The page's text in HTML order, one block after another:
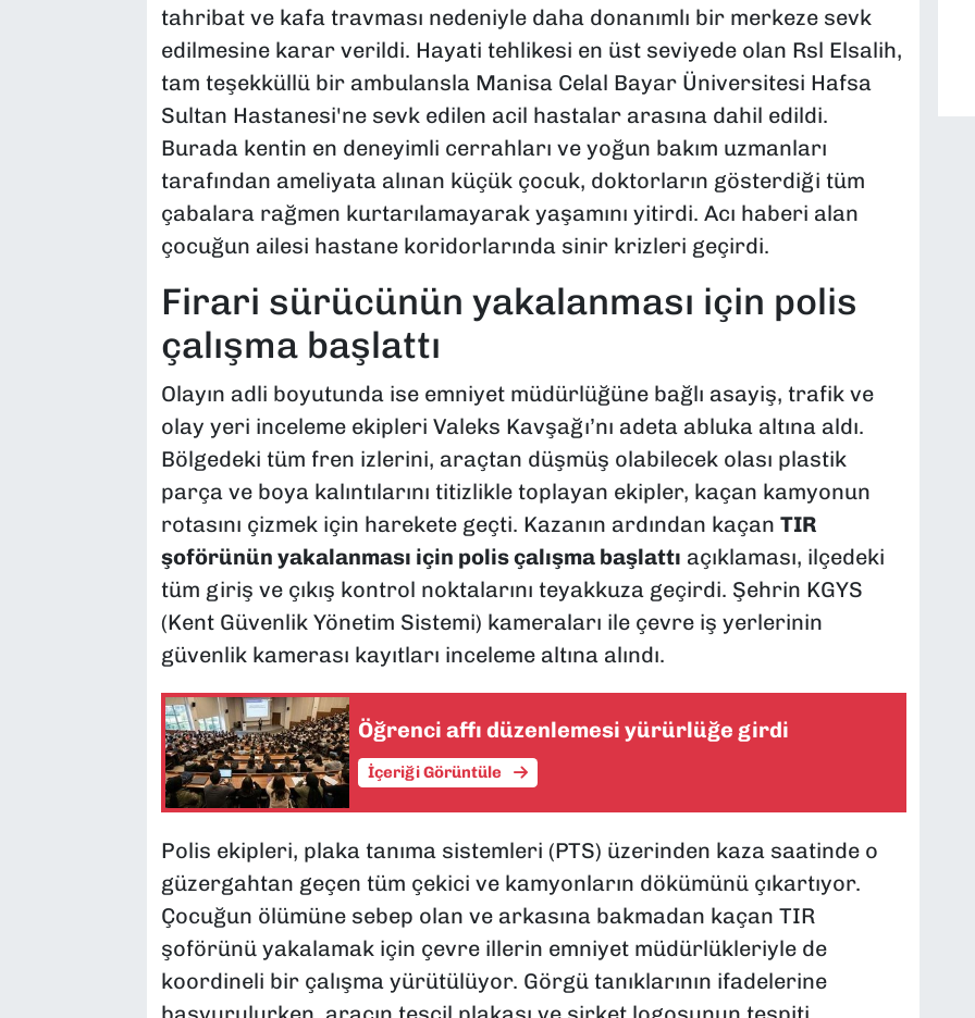
tahribat ve kafa travması nedeniyle daha donanımlı bir merkeze sevk
edilmesine karar verildi. Hayati tehlikesi en üst seviyede olan Rsl Elsalih,
tam teşekküllü bir ambulansla Manisa Celal Bayar Üniversitesi Hafsa
Sultan Hastanesi'ne sevk edilen acil hastalar arasına dahil edildi.
Burada kentin en deneyimli cerrahları ve yoğun bakım uzmanları
tarafından ameliyata alınan küçük çocuk, doktorların gösterdiği tüm
çabalara rağmen kurtarılamayarak yaşamını yitirdi. Acı haberi alan
çocuğun ailesi hastane koridorlarında sinir krizleri geçirdi.
Firari sürücünün yakalanması için polis
çalışma başlattı
Olayın adli boyutunda ise emniyet müdürlüğüne bağlı asayiş, trafik ve
olay yeri inceleme ekipleri Valeks Kavşağı’nı adeta abluka altına aldı.
Bölgedeki tüm fren izlerini, araçtan düşmüş olabilecek olası plastik
parça ve boya kalıntılarını titizlikle toplayan ekipler, kaçan kamyonun
rotasını çizmek için harekete geçti. Kazanın ardından kaçan TIR
şoförünün yakalanması için polis çalışma başlattı açıklaması, ilçedeki
tüm giriş ve çıkış kontrol noktalarını teyakkuza geçirdi. Şehrin KGYS
(Kent Güvenlik Yönetim Sistemi) kameraları ile çevre iş yerlerinin
güvenlik kamerası kayıtları inceleme altına alındı.
Öğrenci affı düzenlemesi yürürlüğe girdi
İçeriği Görüntüle
Polis ekipleri, plaka tanıma sistemleri (PTS) üzerinden kaza saatinde o
güzergahtan geçen tüm çekici ve kamyonların dökümünü çıkartıyor.
Çocuğun ölümüne sebep olan ve arkasına bakmadan kaçan TIR
şoförünü yakalamak için çevre illerin emniyet müdürlükleriyle de
koordineli bir çalışma yürütülüyor. Görgü tanıklarının ifadelerine